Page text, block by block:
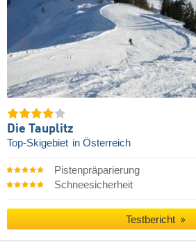
Die Tauplitz
Top-Skigebiet in Österreich
Pistenpräparierung
Schneesicherheit
Testbericht